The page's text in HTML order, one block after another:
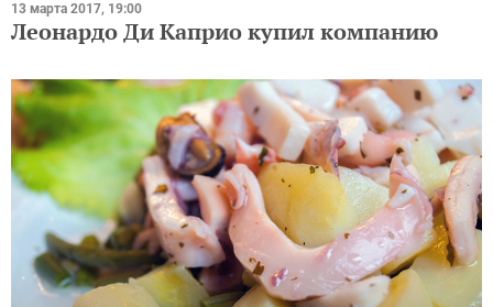
13 марта 2017, 19:00
Леонардо Ди Каприо купил компанию